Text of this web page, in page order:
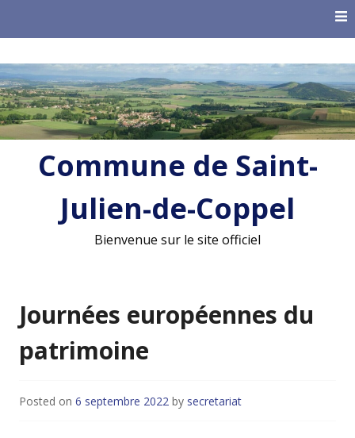
Commune de Saint-
Julien-de-Coppel
Bienvenue sur le site officiel
Journées européennes du
patrimoine
Posted on 6 septembre 2022 by secretariat